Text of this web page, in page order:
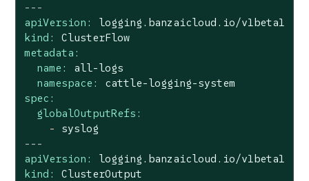
---
apiVersion:
logging.banzaicloud.io/v1beta1
kind:
ClusterFlow
metadata:
name:
all-logs
namespace:
cattle-logging-system
spec:
globalOutputRefs:
-
syslog
---
apiVersion:
logging.banzaicloud.io/v1beta1
kind:
ClusterOutput